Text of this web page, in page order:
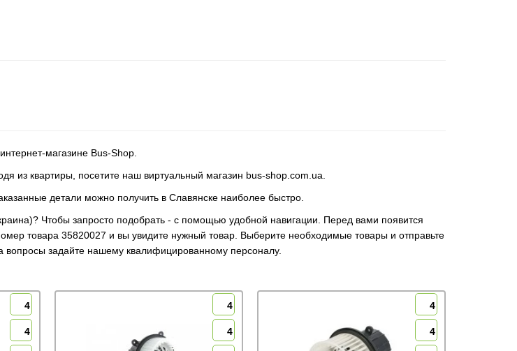
магазине Bus-Shop.
из квартиры, посетите наш виртуальный магазин bus-shop.com.ua.
детали можно получить в Славянске наиболее быстро.
Чтобы запросто подобрать - с помощью удобной навигации. Перед вами появится
товара 35820027 и вы увидите нужный товар. Выберите необходимые товары и отправьте
вопросы задайте нашему квалифицированному персоналу.
4
4
4
4
4
4